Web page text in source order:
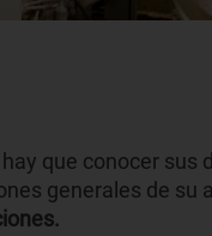
que conocer sus
generales de su